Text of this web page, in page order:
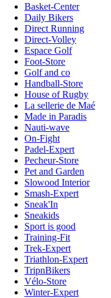
Basket-Center
Daily Bikers
Direct Running
Direct-Volley
Espace Golf
Foot-Store
Golf and co
Handball-Store
House of Rugby
La sellerie de Maé
Made in Paradis
Nauti-wave
On-Fight
Padel-Expert
Pecheur-Store
Pet and Garden
Slowood Interior
Smash-Expert
Sneak'In
Sneakids
Sport is good
Training-Fit
Trek-Expert
Triathlon-Expert
TripnBikers
Vélo-Store
Winter-Expert